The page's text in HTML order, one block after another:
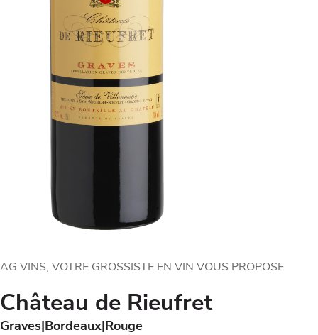
AG VINS, VOTRE GROSSISTE EN VIN VOUS PROPOSE
Château de Rieufret
Graves Bordeaux Rouge